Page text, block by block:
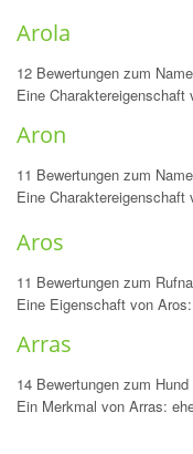
Arola
12 Bewertungen zum
Eine
Aron
11 Bewertungen zum
Eine
Aros
11 Bewertungen zum
Eine Eigenschaft von
Arras
14 Bewertungen zum Hund
Ein Merkmal von Arras: